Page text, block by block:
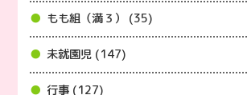
もも組（満３） (35)
未就園児 (147)
行事 (127)